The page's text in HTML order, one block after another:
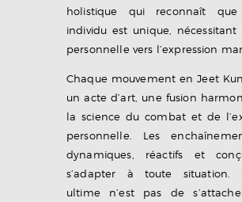
holistique qui reconnaît que
individu est unique, nécessitant
personnelle vers l’expression
Chaque mouvement en Jeet
un acte d’art, une fusion
la science du combat et de
personnelle. Les
dynamiques, réactifs et
s’adapter à toute situation.
ultime n’est pas de